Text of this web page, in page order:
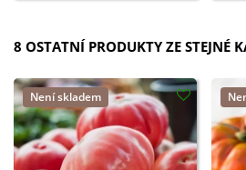
8 OSTATNÍ PRODUKTY ZE STEJNÉ
Není skladem